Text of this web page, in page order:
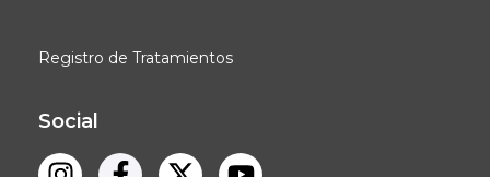
Registro de Tratamientos
Social